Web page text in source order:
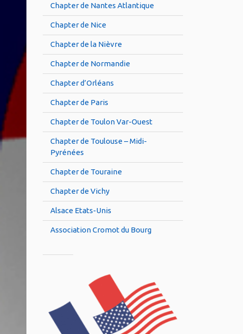
Chapter de Nantes Atlantique
Chapter de Nice
Chapter de la Nièvre
Chapter de Normandie
Chapter d’Orléans
Chapter de Paris
Chapter de Toulon Var-Ouest
Chapter de Toulouse – Midi-
Pyrénées
Chapter de Touraine
Chapter de Vichy
Alsace Etats-Unis
Association Cromot du Bourg